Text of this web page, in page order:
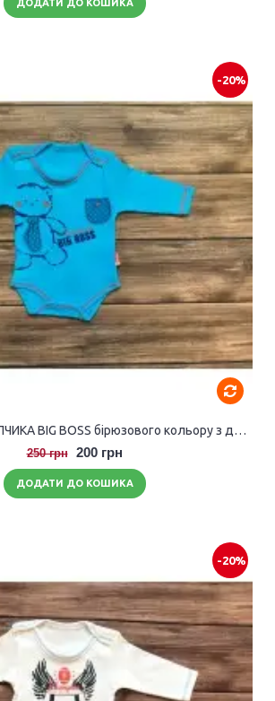
ДОДАТИ ДО КОШИКА
-20%
БОДІК ДЛЯ ХЛОПЧИКА BIG BOSS бірюзового кольору з довгими рукавами.
250 грн 200 грн
ДОДАТИ ДО КОШИКА
-20%